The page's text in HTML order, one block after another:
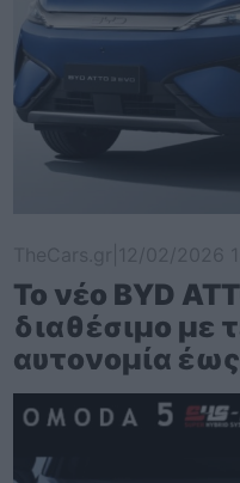
Το νέο BYD
διαθέσιμο με
αυτονομία